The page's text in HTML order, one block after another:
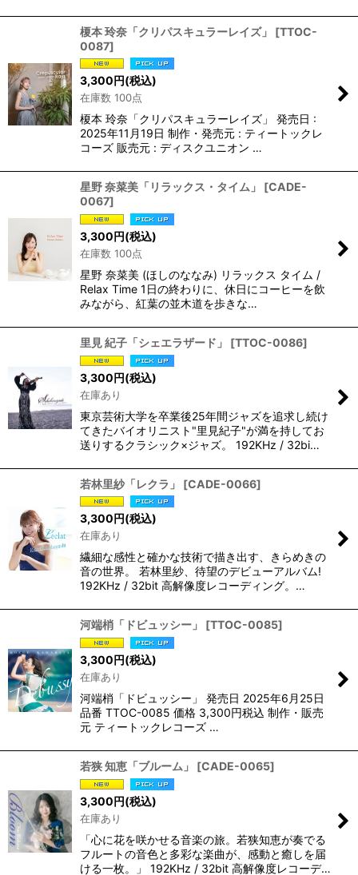
榎本 玲奈「クリパスキュラーレイズ」 [TTOC-
0087]
3,300円(税込)
在庫数 100点
榎本 玲奈「クリパスキュラーレイズ」 発売日 :
2025年11月19日 制作・発売元 : ティートックレ
コーズ 販売元 : ディスクユニオン …
星野 奈菜美「リラックス・タイム」 [CADE-
0067]
3,300円(税込)
在庫数 100点
星野 奈菜美 (ほしのななみ) リラックス タイム /
Relax Time 1日の終わりに、休日にコーヒーを飲
みながら、紅葉の並木道を歩きな…
里見 紀子「シェエラザード」 [TTOC-0086]
3,300円(税込)
在庫あり
東京芸術大学を卒業後25年間ジャズを追求し続け
てきたバイオリニスト"里見紀子"が満を持してお
送りするクラシック×ジャズ。 192KHz / 32bi…
若林里紗「レクラ」 [CADE-0066]
3,300円(税込)
在庫あり
繊細な感性と確かな技術で描き出す、きらめきの
音の世界。 若林里紗、待望のデビューアルバム!
192KHz / 32bit 高解像度レコーディング。…
河端梢「ドビュッシー」 [TTOC-0085]
3,300円(税込)
在庫あり
河端梢「ドビュッシー」 発売日 2025年6月25日
品番 TTOC-0085 価格 3,300円税込 制作・販売
元 ティートックレコーズ …
若狭 知恵「ブルーム」 [CADE-0065]
3,300円(税込)
在庫あり
「心に花を咲かせる音楽の旅。若狭知恵が奏でる
フルートの音色と多彩な楽曲が、感動と癒しを届
ける一枚。」 192KHz / 32bit 高解像度レコーデ…